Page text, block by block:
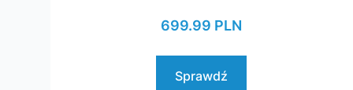
699.99 PLN
Sprawdź